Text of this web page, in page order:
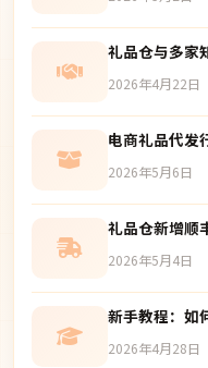
礼品仓与多家
2026年4月22日
电商礼品代发
2026年5月6日
礼品仓新增顺
2026年5月4日
新手教程：如
2026年4月28日